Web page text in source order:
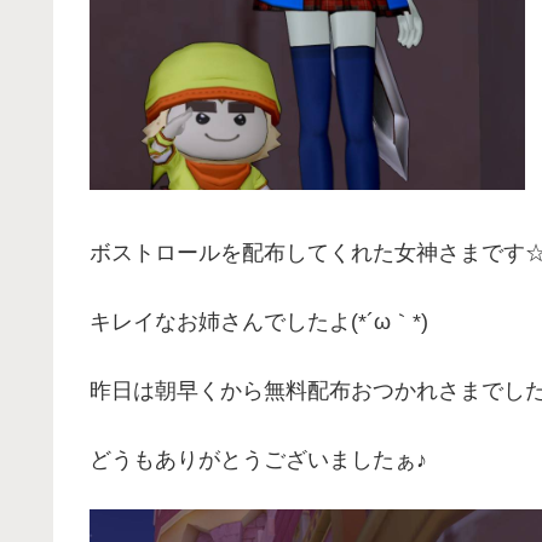
ボストロールを配布してくれた女神さまです
キレイなお姉さんでしたよ(*´ω｀*)
昨日は朝早くから無料配布おつかれさまでし
どうもありがとうございましたぁ♪